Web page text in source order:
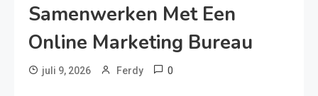
Samenwerken Met Een
Online Marketing Bureau
juli 9, 2026 Ferdy 0